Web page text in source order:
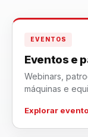
EVENTOS
Eventos e
Webinars,
máquinas e
Explorar